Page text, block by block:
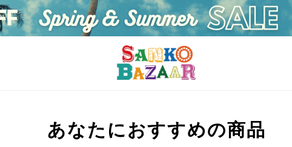
あなたにおすすめの商品